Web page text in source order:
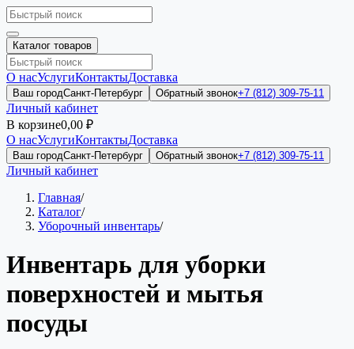
Каталог товаров
О насУслугиКонтактыДоставка
Ваш городСанкт-Петербург Обратный звонок+7 (812) 309-75-11
Личный кабинет
В корзине0,00 ₽
О насУслугиКонтактыДоставка
Ваш городСанкт-Петербург Обратный звонок+7 (812) 309-75-11
Личный кабинет
Главная/
Каталог/
Уборочный инвентарь/
Инвентарь для уборки
поверхностей и мытья
посуды